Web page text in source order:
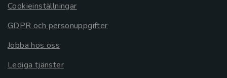
Cookieinställningar
GDPR och personuppgifter
Jobba hos oss
Lediga tjänster